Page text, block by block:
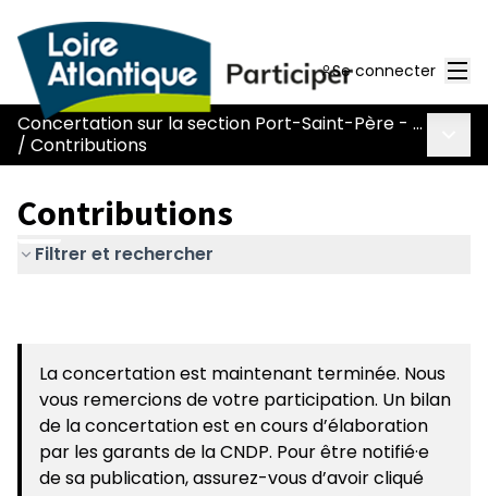
Se connecter
Concertation sur la section Port-Saint-Père - Le Pont Béranger de la route Nantes-Pornic
/ Contributions
Contributions
Filtrer et rechercher
La concertation est maintenant terminée. Nous
vous remercions de votre participation. Un bilan
de la concertation est en cours d’élaboration
par les garants de la CNDP. Pour être notifié·e
de sa publication, assurez-vous d’avoir cliqué